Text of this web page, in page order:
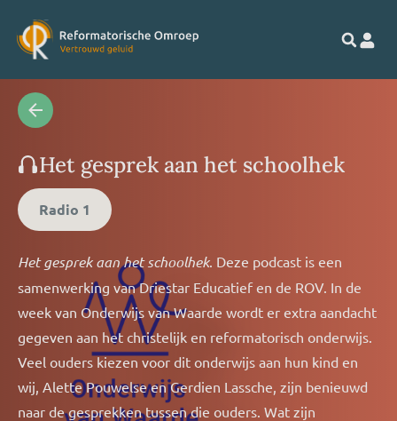
Het gesprek aan het schoolhek
Radio 1
Het gesprek aan het schoolhek. Deze podcast is een
samenwerking van Driestar Educatief en de ROV. In de
week van Onderwijs van Waarde wordt er extra aandacht
gegeven aan het christelijk en reformatorisch onderwijs.
Veel ouders kiezen voor dit onderwijs aan hun kind en
wij, Alette Pouwelse en Gerdien Lassche, zijn benieuwd
naar de gesprekken tussen die ouders. Wat zijn